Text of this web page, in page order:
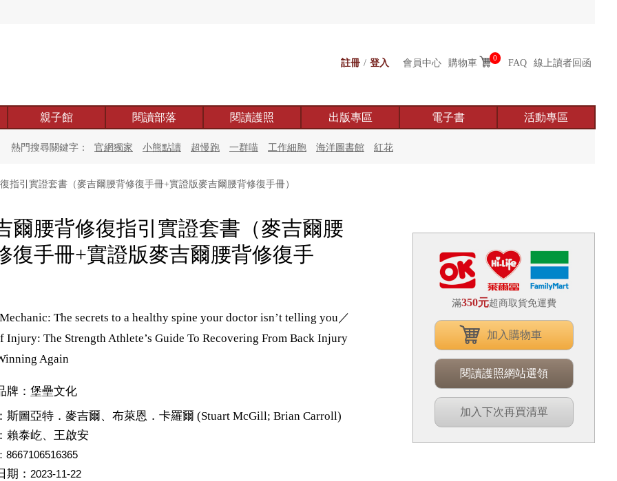
註冊 / 登入 會員中心 購物車 0 FAQ 線上讀者回函
親子館 閱讀部落 閱讀護照 出版專區 電子書 活動專區
熱門搜尋關鍵字： 官網獨家 小熊點讀 超慢跑 一群喵 工作細胞 海洋圖書館 紅花
指引實證套書（麥吉爾腰背修復手冊+實證版麥吉爾腰背修復手冊）
爾腰背修復指引實證套書（麥吉爾腰
復手冊+實證版麥吉爾腰背修復手
The secrets to a healthy spine your doctor isn’t telling you／
Injury: The Strength Athlete’s Guide To Recovering From Back Injury
Again
牌：堡壘文化
斯圖亞特．麥吉爾、布萊恩．卡羅爾 (Stuart McGill; Brian Carroll)
賴泰屹、王啟安
8667106516365
期： 2023-11-22
滿350元超商取貨免運費
加入購物車
閱讀護照網站選領
加入下次再買清單